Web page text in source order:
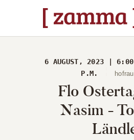
6 AUGUST, 2023 |
P.M.
Flo
Nasim -
[ zamma
STARTSEITE
DAS GEBÄUDE
ÜBER UNS
STARTSEITE